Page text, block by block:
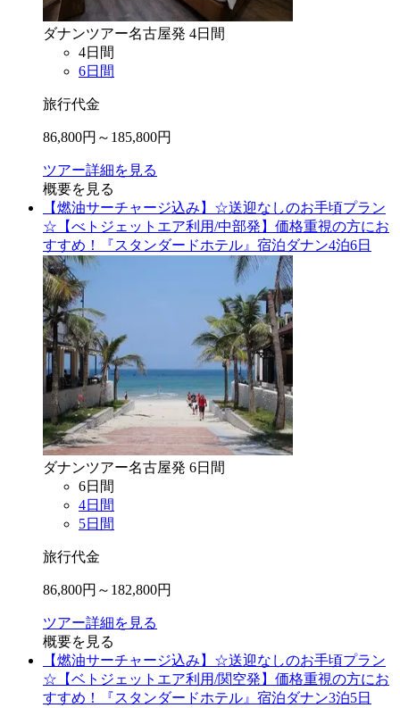
ダナンツアー名古屋発 4日間
4日間
6日間
旅行代金
86,800円～ 185,800円
ツアー詳細を見る
概要を見る
【燃油サーチャージ込み】☆送迎なしのお手頃プラン
☆【べトジェットエア利用/中部発】価格重視の方にお
すすめ！『スタンダードホテル』宿泊ダナン4泊6日
ダナンツアー名古屋発 6日間
6日間
4日間
5日間
旅行代金
86,800円～ 182,800円
ツアー詳細を見る
概要を見る
【燃油サーチャージ込み】☆送迎なしのお手頃プラン
☆【ベトジェットエア利用/関空発】価格重視の方にお
すすめ！『スタンダードホテル』宿泊ダナン3泊5日